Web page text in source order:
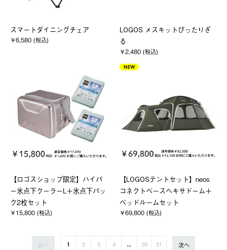
スマートダイニングチェア
￥6,580 (税込)
LOGOS メスキットぴったりざ
る
￥2,480 (税込)
【ロゴスショップ限定】ハイパ
ー氷点下クーラーL＋氷点下パッ
ク2枚セット
￥15,800 (税込)
NEW
【LOGOSテントセット】neos
コネクトベースヘキサドーム＋
ベッドルームセット
￥69,800 (税込)
前へ 1 2 3 4 ... 20 21 次へ